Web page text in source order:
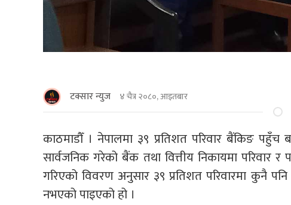
टक्सार न्युज ४ चैत्र २०८०, आइतबार
काठमाडौँ । नेपालमा ३९ प्रतिशत परिवार बैंकिङ पहुँच
सार्वजनिक गरेको बैंक तथा वित्तीय निकायमा परिवार
गरिएको विवरण अनुसार ३९ प्रतिशत परिवारमा कुनै
नभएको पाइएको हो ।